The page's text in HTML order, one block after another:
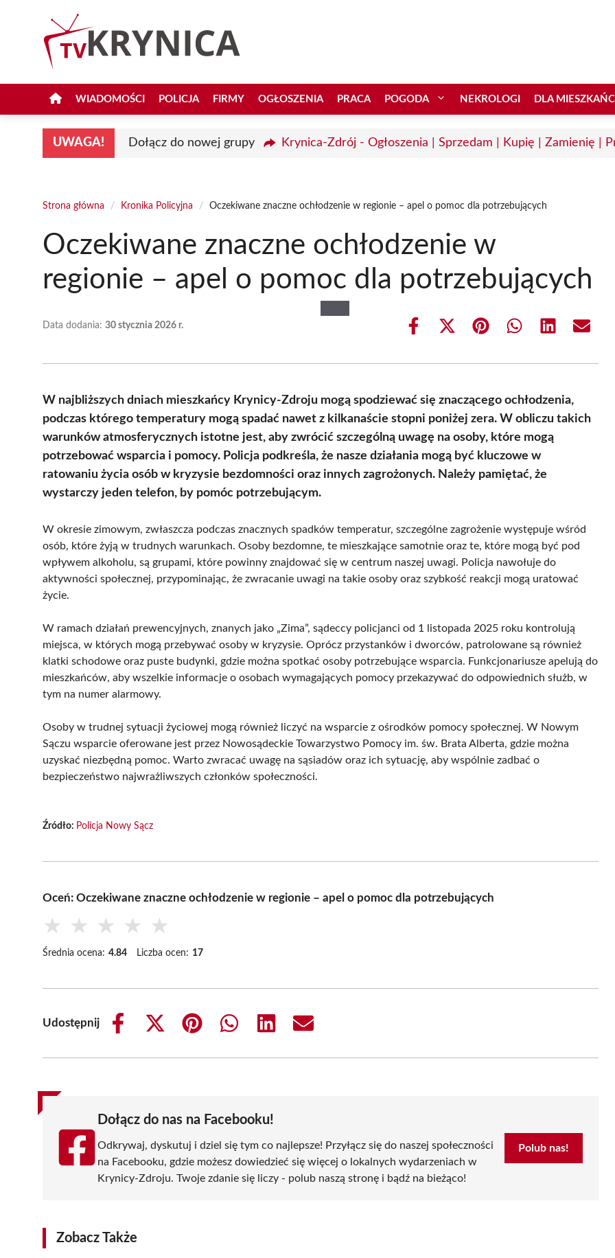
WIADOMOŚCI POLICJA FIRMY OGŁOSZENIA PRACA POGODA NEKROLOGI DLA
UWAGA! Dołącz do nowej grupy Krynica-Zdrój - Ogłoszenia | Sprzedam | Kupię | Zamienię |
Strona główna / Kronika Policyjna / Oczekiwane znaczne ochłodzenie w regionie – apel o pomoc dla potrzebujących
Oczekiwane znaczne ochłodzenie w
regionie – apel o pomoc dla potrzebujących
Data dodania: 30 stycznia 2026 r.
Share
Share
(Twitter)
Share Share Share Share
W najbliższych dniach mieszkańcy Krynicy-Zdroju mogą spodziewać się znaczącego ochłodzenia,
podczas którego temperatury mogą spadać nawet z kilkanaście stopni poniżej zera. W obliczu takich
warunków atmosferycznych istotne jest, aby zwrócić szczególną uwagę na osoby, które mogą
potrzebować wsparcia i pomocy. Policja podkreśla, że nasze działania mogą być kluczowe w
ratowaniu życia osób w kryzysie bezdomności oraz innych zagrożonych. Należy pamiętać, że
wystarczy jeden telefon, by pomóc potrzebującym.
W okresie zimowym, zwłaszcza podczas znacznych spadków temperatur, szczególne zagrożenie występuje wśród
osób, które żyją w trudnych warunkach. Osoby bezdomne, te mieszkające samotnie oraz te, które mogą być pod
wpływem alkoholu, są grupami, które powinny znajdować się w centrum naszej uwagi. Policja nawołuje do
aktywności społecznej, przypominając, że zwracanie uwagi na takie osoby oraz szybkość reakcji mogą uratować
życie.
W ramach działań prewencyjnych, znanych jako „Zima”, sądeccy policjanci od 1 listopada 2025 roku kontrolują
miejsca, w których mogą przebywać osoby w kryzysie. Oprócz przystanków i dworców, patrolowane są również
klatki schodowe oraz puste budynki, gdzie można spotkać osoby potrzebujące wsparcia. Funkcjonariusze apelują do
mieszkańców, aby wszelkie informacje o osobach wymagających pomocy przekazywać do odpowiednich służb, w
tym na numer alarmowy.
Osoby w trudnej sytuacji życiowej mogą również liczyć na wsparcie z ośrodków pomocy społecznej. W Nowym
Sączu wsparcie oferowane jest przez Nowosądeckie Towarzystwo Pomocy im. św. Brata Alberta, gdzie można
uzyskać niezbędną pomoc. Warto zwracać uwagę na sąsiadów oraz ich sytuację, aby wspólnie zadbać o
bezpieczeństwo najwrażliwszych członków społeczności.
Źródło: Policja Nowy Sącz
Oceń: Oczekiwane znaczne ochłodzenie w regionie – apel o pomoc dla potrzebujących
★ ★ ★ ★ ★
Średnia ocena: 4.84 Liczba ocen: 17
Udostępnij
Share
Share
(Twitter)
Share
Share
Share
Share
Dołącz do nas na Facebooku!
Odkrywaj, dyskutuj i dziel się tym co najlepsze! Przyłącz się do naszej społeczności
na Facebooku, gdzie możesz dowiedzieć się więcej o lokalnych wydarzeniach w
Krynicy-Zdroju. Twoje zdanie się liczy - polub naszą stronę i bądź na bieżąco!
Polub nas!
Zobacz Także